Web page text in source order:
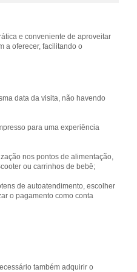
e conveniente de aproveitar
a oferecer, facilitando o
data da visita, não havendo
para uma experiência
nos pontos de alimentação,
ou carrinhos de bebê;
de autoatendimento, escolher
o pagamento como conta
também adquirir o